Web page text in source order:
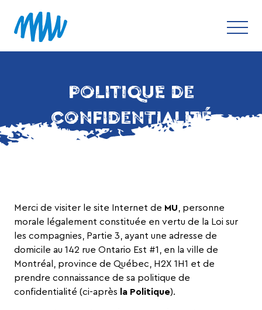
POLITIQUE DE
CONFIDENTIALITÉ
Merci de visiter le site Internet de MU , personne
morale légalement constituée en vertu de la Loi sur
les compagnies, Partie 3, ayant une adresse de
domicile au 142 rue Ontario Est #1, en la ville de
Montréal, province de Québec, H2X 1H1 et de
prendre connaissance de sa politique de
confidentialité (ci-après
la Politique).